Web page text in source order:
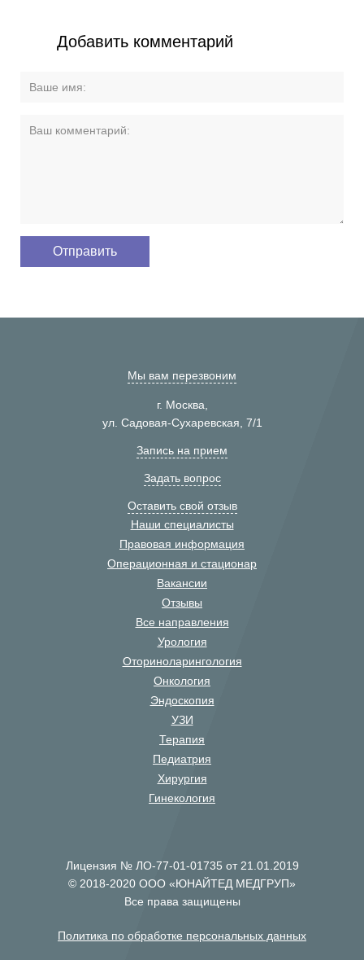
Добавить комментарий
Мы вам перезвоним
г. Москва,
ул. Садовая-Сухаревская, 7/1
Запись на прием
Задать вопрос
Оставить свой отзыв
Наши специалисты
Правовая информация
Операционная и стационар
Вакансии
Отзывы
Все направления
Урология
Оториноларингология
Онкология
Эндоскопия
УЗИ
Терапия
Педиатрия
Хирургия
Гинекология
Лицензия № ЛО-77-01-01735 от 21.01.2019
© 2018-2020 ООО «ЮНАЙТЕД МЕДГРУП»
Все права защищены
Политика по обработке персональных данных